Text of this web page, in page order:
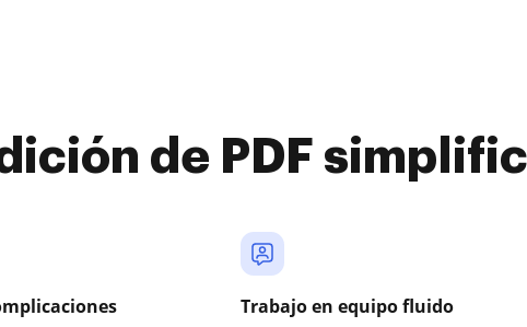
de PDF
Trabajo en equipo fluido